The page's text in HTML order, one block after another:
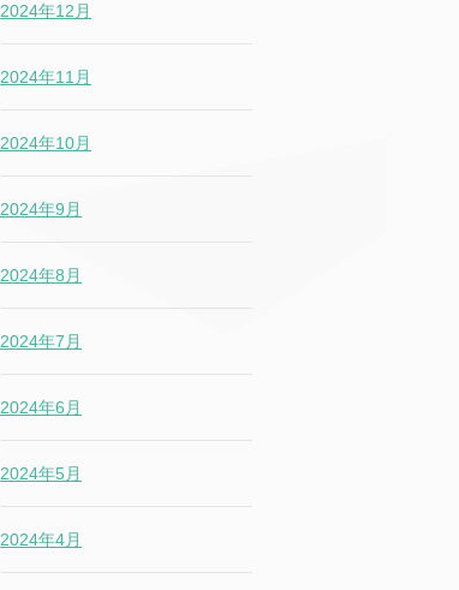
2024年12月
2024年11月
2024年10月
2024年9月
2024年8月
2024年7月
2024年6月
2024年5月
2024年4月